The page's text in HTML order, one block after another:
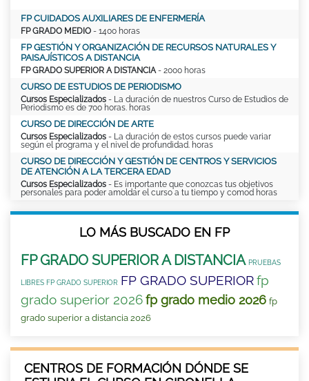
FP CUIDADOS AUXILIARES DE ENFERMERÍA
FP GRADO MEDIO - 1400 horas
FP GESTIÓN Y ORGANIZACIÓN DE RECURSOS NATURALES Y
PAISAJÍSTICOS A DISTANCIA
FP GRADO SUPERIOR A DISTANCIA - 2000 horas
CURSO DE ESTUDIOS DE PERIODISMO
Cursos Especializados - La duración de nuestros Curso de Estudios de
Periodismo es de 700 horas. horas
CURSO DE DIRECCIÓN DE ARTE
Cursos Especializados - La duración de estos cursos puede variar
según el programa y el nivel de profundidad. horas
CURSO DE DIRECCIÓN Y GESTIÓN DE CENTROS Y SERVICIOS
DE ATENCIÓN A LA TERCERA EDAD
Cursos Especializados - Es importante que conozcas tus objetivos
personales para poder amoldar el curso a tu tiempo y comod horas
LO MÁS BUSCADO EN FP
FP GRADO SUPERIOR A DISTANCIA PRUEBAS
LIBRES FP GRADO SUPERIOR FP GRADO SUPERIORfp
grado superior 2026fp grado medio 2026 fp
grado superior a distancia 2026
CENTROS DE FORMACIÓN DÓNDE SE